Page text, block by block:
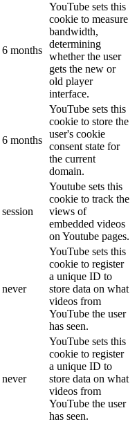
6 months
YouTube sets this
cookie to measure
bandwidth,
determining
whether the user
gets the new or
old player
interface.
6 months
YouTube sets this
cookie to store the
user's cookie
consent state for
the current
domain.
session
Youtube sets this
cookie to track the
views of
embedded videos
on Youtube pages.
never
YouTube sets this
cookie to register
a unique ID to
store data on what
videos from
YouTube the user
has seen.
never
YouTube sets this
cookie to register
a unique ID to
store data on what
videos from
YouTube the user
has seen.